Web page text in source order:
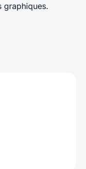
graphiques.